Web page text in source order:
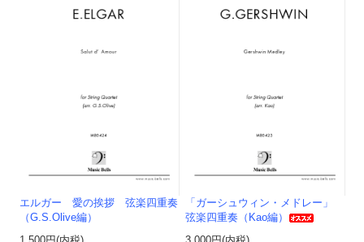
エルガー 愛の挨拶 弦楽四重奏
（G.S.Olive編）
「ガーシュウィン・メドレー」
弦楽四重奏（Kao編）